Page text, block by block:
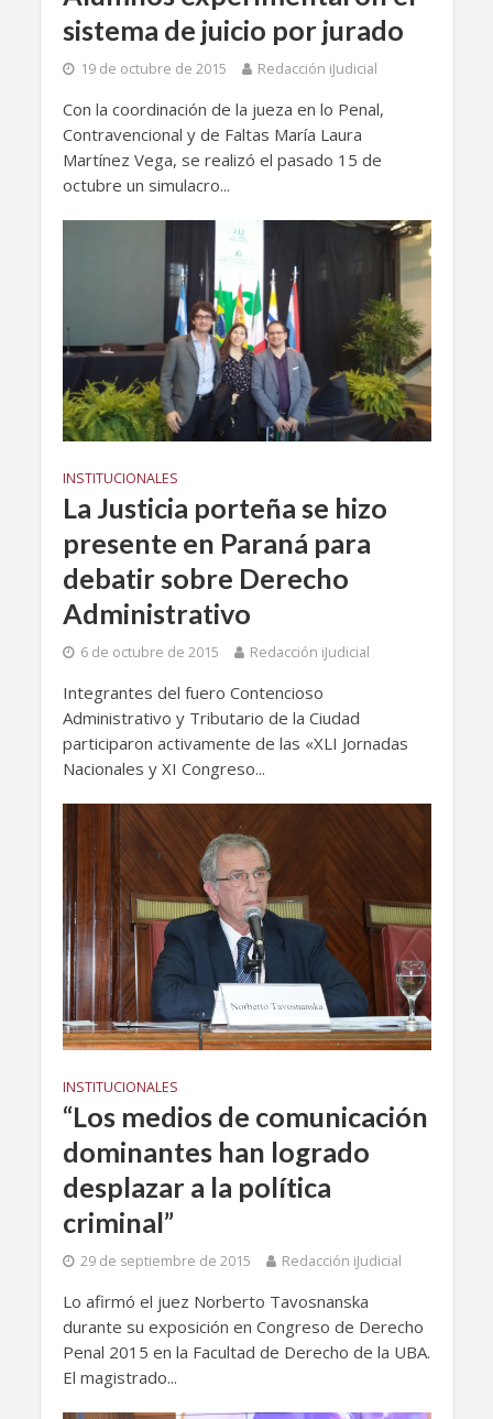
sistema de juicio por jurado
19 de octubre de 2015 Redacción iJudicial
Con la coordinación de la jueza en lo Penal,
Contravencional y de Faltas María Laura
Martínez Vega, se realizó el pasado 15 de
octubre un simulacro...
INSTITUCIONALES
La Justicia porteña se hizo
presente en Paraná para
debatir sobre Derecho
Administrativo
6 de octubre de 2015 Redacción iJudicial
Integrantes del fuero Contencioso
Administrativo y Tributario de la Ciudad
participaron activamente de las «XLI Jornadas
Nacionales y XI Congreso...
INSTITUCIONALES
“Los medios de comunicación
dominantes han logrado
desplazar a la política
criminal”
29 de septiembre de 2015 Redacción iJudicial
Lo afirmó el juez Norberto Tavosnanska
durante su exposición en Congreso de Derecho
Penal 2015 en la Facultad de Derecho de la UBA.
El magistrado...